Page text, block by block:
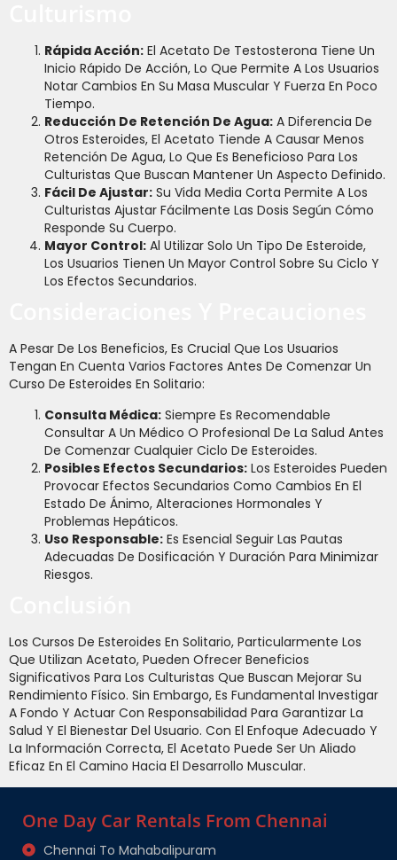
Rápida Acción: El Acetato De Testosterona Tiene Un
Inicio Rápido De Acción, Lo Que Permite A Los Usuarios
Notar Cambios En Su Masa Muscular Y Fuerza En Poco
Tiempo.
Reducción De Retención De Agua: A Diferencia De
Otros Esteroides, El Acetato Tiende A Causar Menos
Retención De Agua, Lo Que Es Beneficioso Para Los
Culturistas Que Buscan Mantener Un Aspecto Definido.
Fácil De Ajustar: Su Vida Media Corta Permite A Los
Culturistas Ajustar Fácilmente Las Dosis Según Cómo
Responde Su Cuerpo.
Mayor Control: Al Utilizar Solo Un Tipo De Esteroide,
Los Usuarios Tienen Un Mayor Control Sobre Su Ciclo Y
Los Efectos Secundarios.
A Pesar De Los Beneficios, Es Crucial Que Los Usuarios
Tengan En Cuenta Varios Factores Antes De Comenzar Un
Curso De Esteroides En Solitario:
Consulta Médica: Siempre Es Recomendable
Consultar A Un Médico O Profesional De La Salud Antes
De Comenzar Cualquier Ciclo De Esteroides.
Posibles Efectos Secundarios: Los Esteroides Pueden
Provocar Efectos Secundarios Como Cambios En El
Estado De Ánimo, Alteraciones Hormonales Y
Problemas Hepáticos.
Uso Responsable: Es Esencial Seguir Las Pautas
Adecuadas De Dosificación Y Duración Para Minimizar
Riesgos.
Los Cursos De Esteroides En Solitario, Particularmente Los
Que Utilizan Acetato, Pueden Ofrecer Beneficios
Significativos Para Los Culturistas Que Buscan Mejorar Su
Rendimiento Físico. Sin Embargo, Es Fundamental Investigar
A Fondo Y Actuar Con Responsabilidad Para Garantizar La
Salud Y El Bienestar Del Usuario. Con El Enfoque Adecuado Y
La Información Correcta, El Acetato Puede Ser Un Aliado
Eficaz En El Camino Hacia El Desarrollo Muscular.
One Day Car Rentals From Chennai
Chennai To Mahabalipuram